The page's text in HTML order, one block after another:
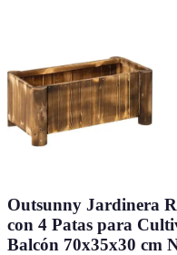
Outsunny Jardinera
con 4 Patas para
Balcón 70x35x30 cm